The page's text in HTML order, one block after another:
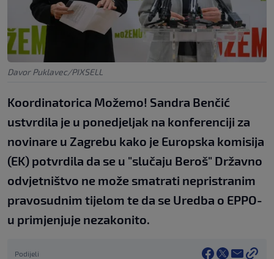
Davor Puklavec/PIXSELL
Koordinatorica Možemo! Sandra Benčić
ustvrdila je u ponedjeljak na konferenciji za
novinare u Zagrebu kako je Europska komisija
(EK) potvrdila da se u "slučaju Beroš" Državno
odvjetništvo ne može smatrati nepristranim
pravosudnim tijelom te da se Uredba o EPPO-
u primjenjuje nezakonito.
Podijeli